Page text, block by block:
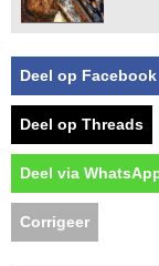
Deel op Facebook
Deel op Threads
Deel via
Corrigeer